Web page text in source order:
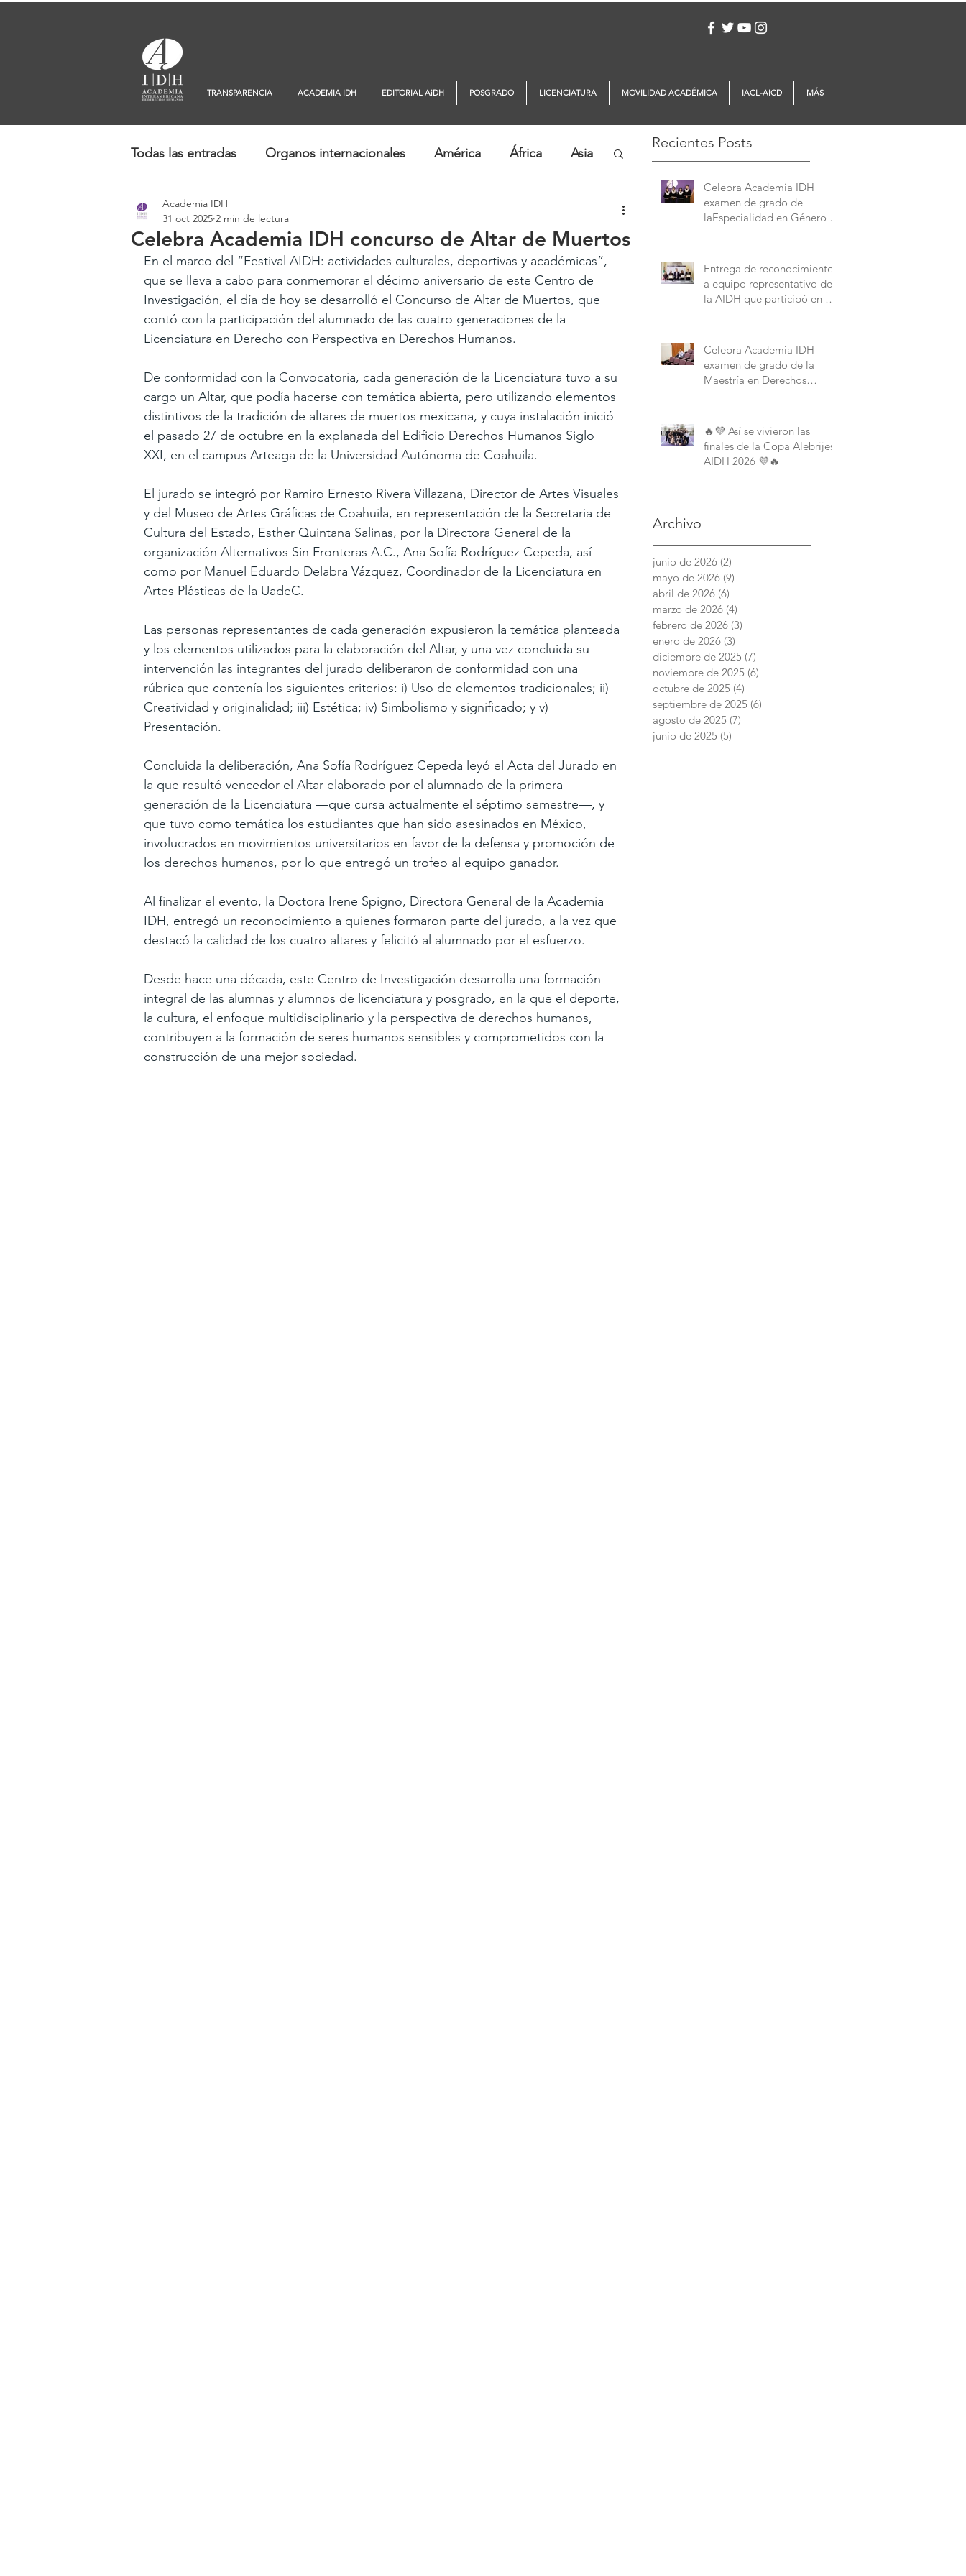
Todas las entradas Organos internacionales América África Asia
Europa Oceanía
Celebra Academia IDH concurso de Altar de Muertos
Academia IDH
31 oct 2025 2 min de lectura
En el marco del “Festival AIDH: actividades culturales, deportivas y académicas”,
que se lleva a cabo para conmemorar el décimo aniversario de este Centro de
Investigación, el día de hoy se desarrolló el Concurso de Altar de Muertos, que
contó con la participación del alumnado de las cuatro generaciones de la
Licenciatura en Derecho con Perspectiva en Derechos Humanos.
De conformidad con la Convocatoria, cada generación de la Licenciatura tuvo a su
cargo un Altar, que podía hacerse con temática abierta, pero utilizando elementos
distintivos de la tradición de altares de muertos mexicana, y cuya instalación inició
el pasado 27 de octubre en la explanada del Edificio Derechos Humanos Siglo
XXI, en el campus Arteaga de la Universidad Autónoma de Coahuila.
El jurado se integró por Ramiro Ernesto Rivera Villazana, Director de Artes Visuales
y del Museo de Artes Gráficas de Coahuila, en representación de la Secretaria de
Cultura del Estado, Esther Quintana Salinas, por la Directora General de la
organización Alternativos Sin Fronteras A.C., Ana Sofía Rodríguez Cepeda, así
como por Manuel Eduardo Delabra Vázquez, Coordinador de la Licenciatura en
Artes Plásticas de la UadeC.
Las personas representantes de cada generación expusieron la temática planteada
y los elementos utilizados para la elaboración del Altar, y una vez concluida su
intervención las integrantes del jurado deliberaron de conformidad con una
rúbrica que contenía los siguientes criterios: i) Uso de elementos tradicionales; ii)
Creatividad y originalidad; iii) Estética; iv) Simbolismo y significado; y v)
Presentación.
Concluida la deliberación, Ana Sofía Rodríguez Cepeda leyó el Acta del Jurado en
la que resultó vencedor el Altar elaborado por el alumnado de la primera
generación de la Licenciatura —que cursa actualmente el séptimo semestre—, y
que tuvo como temática los estudiantes que han sido asesinados en México,
involucrados en movimientos universitarios en favor de la defensa y promoción de
los derechos humanos, por lo que entregó un trofeo al equipo ganador.
Al finalizar el evento, la Doctora Irene Spigno, Directora General de la Academia
IDH, entregó un reconocimiento a quienes formaron parte del jurado, a la vez que
destacó la calidad de los cuatro altares y felicitó al alumnado por el esfuerzo.
Desde hace una década, este Centro de Investigación desarrolla una formación
integral de las alumnas y alumnos de licenciatura y posgrado, en la que el deporte,
la cultura, el enfoque multidisciplinario y la perspectiva de derechos humanos,
contribuyen a la formación de seres humanos sensibles y comprometidos con la
construcción de una mejor sociedad.
Recientes Posts
Celebra Academia IDH
examen de grado de
laEspecialidad en Género y
Entrega de reconocimientos
a equipo representativo de
la AIDH que participó en el
American University.
Celebra Academia IDH
examen de grado de la
Maestría en Derechos
🔥💜 Así se vivieron las
finales de la Copa Alebrijes
AIDH 2026 💜🔥
Archivo
junio de 2026 (2)
mayo de 2026 (9)
abril de 2026 (6)
marzo de 2026 (4)
febrero de 2026 (3)
enero de 2026 (3)
diciembre de 2025 (7)
noviembre de 2025 (6)
octubre de 2025 (4)
septiembre de 2025 (6)
agosto de 2025 (7)
junio de 2025 (5)
TRANSPARENCIA ACADEMIA IDH EDITORIAL AiDH POSGRADO LICENCIATURA MOVILIDAD ACADÉMICA IACL-AICD MÁS